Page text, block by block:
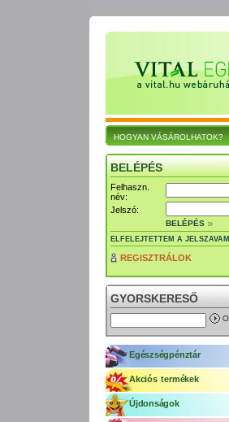
HOGYAN VÁSÁROLHATOK?
BELÉPÉS
Felhaszn.
név:
Jelszó:
BELÉPÉS
ELFELEJTETTEM A JELSZAVAM
REGISZTRÁLOK
GYORSKERESŐ
Egészségpénztár
Akciós termékek
Újdonságok